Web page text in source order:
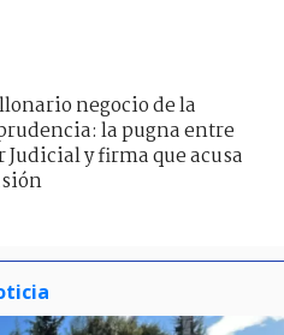
negocio de la
la pugna entre
Judicial y firma que acusa